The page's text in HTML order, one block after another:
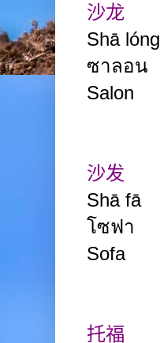
沙龙
Shā lóng
ซาลอน
Salon
沙发
Shā fā
โซฟา
Sofa
托福